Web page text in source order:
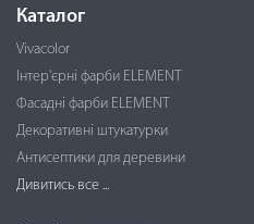
Каталог
Vivacolor
Інтер'єрні фарби ELEMENT
Фасадні фарби ELEMENT
Декоративні штукатурки
Антисептики для деревини
Дивитись все ...